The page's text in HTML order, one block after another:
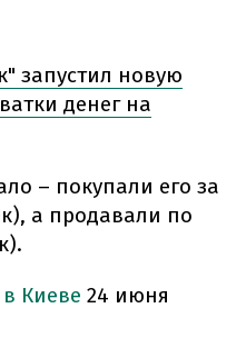
запустил новую
денег на
– покупали его за
а продавали по
Киеве 24 июня